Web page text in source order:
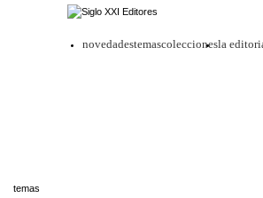
novedadestemascoleccionesla
temas